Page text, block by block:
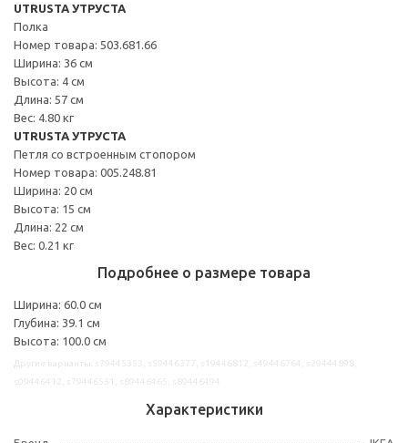
UTRUSTA УТРУСТА
Полка
Номер товара: 503.681.66
Ширина: 36 см
Высота: 4 см
Длина: 57 см
Вес: 4.80 кг
UTRUSTA УТРУСТА
Петля со встроенным стопором
Номер товара: 005.248.81
Ширина: 20 см
Высота: 15 см
Длина: 22 см
Вес: 0.21 кг
Подробнее о размере товара
Ширина: 60.0 см
Глубина: 39.1 см
Высота: 100.0 см
Характеристики